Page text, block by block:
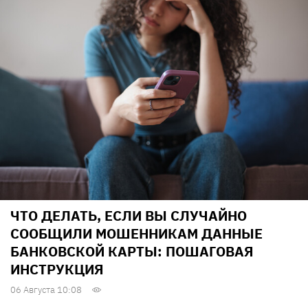
ЧТО ДЕЛАТЬ, ЕСЛИ ВЫ СЛУЧАЙНО
СООБЩИЛИ МОШЕННИКАМ ДАННЫЕ
БАНКОВСКОЙ КАРТЫ: ПОШАГОВАЯ
ИНСТРУКЦИЯ
06 Августа 10:08